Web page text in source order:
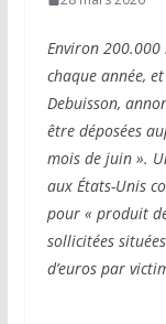
Environ 200.000
chaque année,
Debuisson,
être déposées
mois de juin ».
aux États-Unis
pour « produit
sollicitées
d’euros par